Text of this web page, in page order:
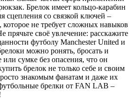
Брелок имеет кольцо-карабин
сцепления со связкой ключей –
которое не требует сложных навыков
прячьте своё увлечение: расскажите
футболу Manchester United и
можно ронять, бросать и
или сумке без опасения, что он
брелок не только себе и своим
знакомым фанатам и даже их
брелки от FAN LAB –